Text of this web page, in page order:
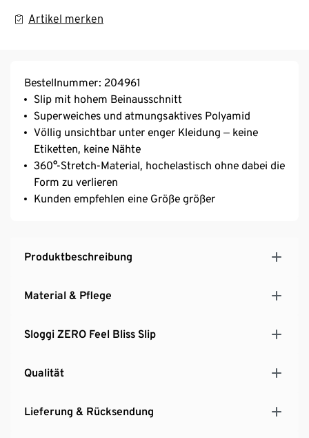
Artikel merken
Bestellnummer: 204961
Slip mit hohem Beinausschnitt
Superweiches und atmungsaktives Polyamid
Völlig unsichtbar unter enger Kleidung ‒ keine
Etiketten, keine Nähte
360°-Stretch-Material, hochelastisch ohne dabei die
Form zu verlieren
Kunden empfehlen eine Größe größer
Produktbeschreibung
Material & Pflege
Sloggi ZERO Feel Bliss Slip
Qualität
Lieferung & Rücksendung